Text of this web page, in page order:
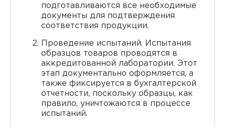
подготавливаются все необходимые
документы для подтверждения
соответствия продукции.
Проведение испытаний. Испытания
образцов товаров проводятся в
аккредитованной лаборатории. Этот
этап документально оформляется, а
также фиксируется в бухгалтерской
отчетности, поскольку образцы, как
правило, уничтожаются в процессе
испытаний.